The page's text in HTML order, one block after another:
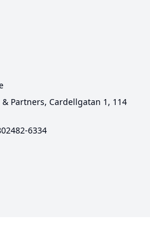
Partners, Cardellgatan 1, 114
6334